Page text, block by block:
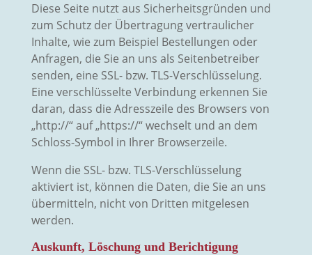
Diese Seite nutzt aus Sicherheitsgründen und
zum Schutz der Übertragung vertraulicher
Inhalte, wie zum Beispiel Bestellungen oder
Anfragen, die Sie an uns als Seitenbetreiber
senden, eine SSL- bzw. TLS-Verschlüsselung.
Eine verschlüsselte Verbindung erkennen Sie
daran, dass die Adresszeile des Browsers von
„http://“ auf „https://“ wechselt und an dem
Schloss-Symbol in Ihrer Browserzeile.
Wenn die SSL- bzw. TLS-Verschlüsselung
aktiviert ist, können die Daten, die Sie an uns
übermitteln, nicht von Dritten mitgelesen
werden.
Auskunft, Löschung und Berichtigung